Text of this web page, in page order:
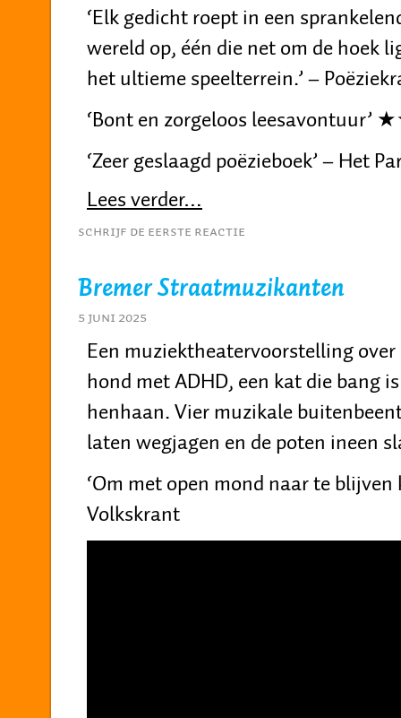
‘Elk gedicht roept in een
wereld op, één die net om de hoek
het ultieme speelterrein.’ –
‘Bont en zorgeloos
‘Zeer geslaagd poëzieboek’ – Het
Lees verder…
Schrijf de eerste reactie
Bremer Straatmuzikanten
5 juni 2025
Een muziektheatervoorstelling over
hond met ADHD, een kat die bang
henhaan. Vier muzikale
laten wegjagen en de poten ineen
‘Om met open mond naar te
Volkskrant